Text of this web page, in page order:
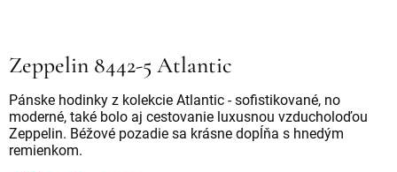
Zeppelin 8442-5 Atlantic
Pánske hodinky z kolekcie Atlantic - sofistikované, no
moderné, také bolo aj cestovanie luxusnou vzducholoďou
Zeppelin. Béžové pozadie sa krásne dopĺňa s hnedým
remienkom.